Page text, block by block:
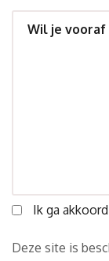
Wil je
Ik ga
Deze site is